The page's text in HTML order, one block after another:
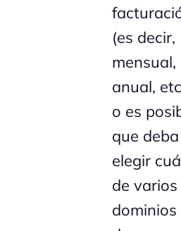
(es decir,
mensual,
anual,
o es
que deba
elegir
de varios
dominios